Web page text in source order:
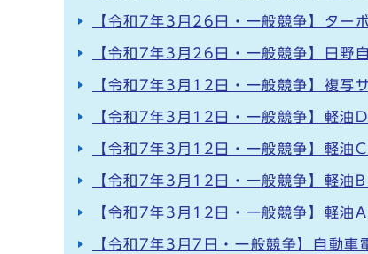
【令和7年3月26日・一般競争】ター
【令和7年3月26日・一般競争】日野
【令和7年3月12日・一般競争】複写
【令和7年3月12日・一般競争】軽油
【令和7年3月12日・一般競争】軽油
【令和7年3月12日・一般競争】軽油
【令和7年3月12日・一般競争】軽油
【令和7年3月7日・一般競争】自動車